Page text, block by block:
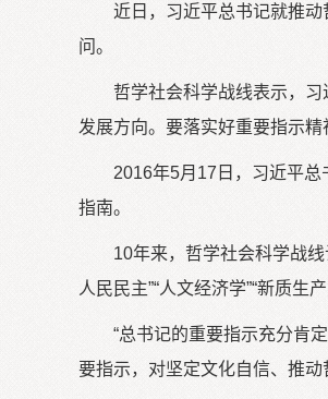
近日，习近平总书记就推
问。
哲学社会科学战线表示，
发展方向。要落实好重要指示
2016年5月17日，习近平
指南。
10年来，哲学社会科学战
人民民主”“人文经济学”“新质
“总书记的重要指示充分肯
要指示，对坚定文化自信、推动